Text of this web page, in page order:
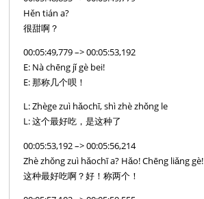
Hěn tián a?
很甜啊？
00:05:49,779 –> 00:05:53,192
E: Nà chēng jǐ gè bei!
E: 那称几个呗！
L: Zhège zuì hǎochī, shì zhè zhǒng le
L: 这个最好吃，是这种了
00:05:53,192 –> 00:05:56,214
Zhè zhǒng zuì hǎochī a? Hǎo! Chēng liǎng gè!
这种最好吃啊？好！称两个！